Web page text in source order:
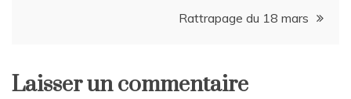
Rattrapage du 18 mars
Laisser un commentaire